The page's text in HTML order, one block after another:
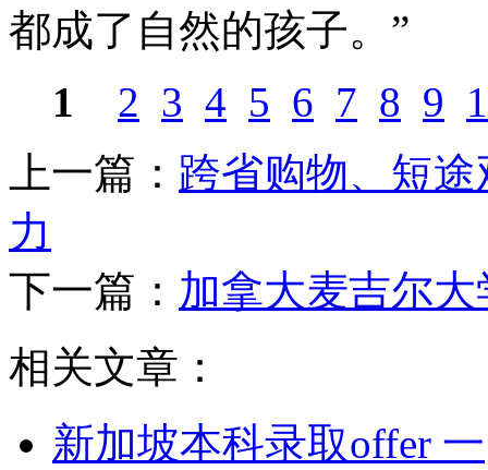
都成了自然的孩子。”
1
2 3 4 5 6 7 8 9
上一篇： 跨省购物、短
力
下一篇： 加拿大麦吉尔
相关文章：
新加坡本科录取offer 一